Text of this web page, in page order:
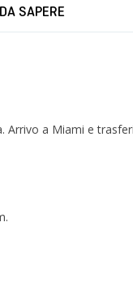
DA SAPERE
Arrivo a Miami e